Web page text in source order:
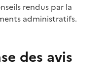
rendus par la
administratifs.
des avis